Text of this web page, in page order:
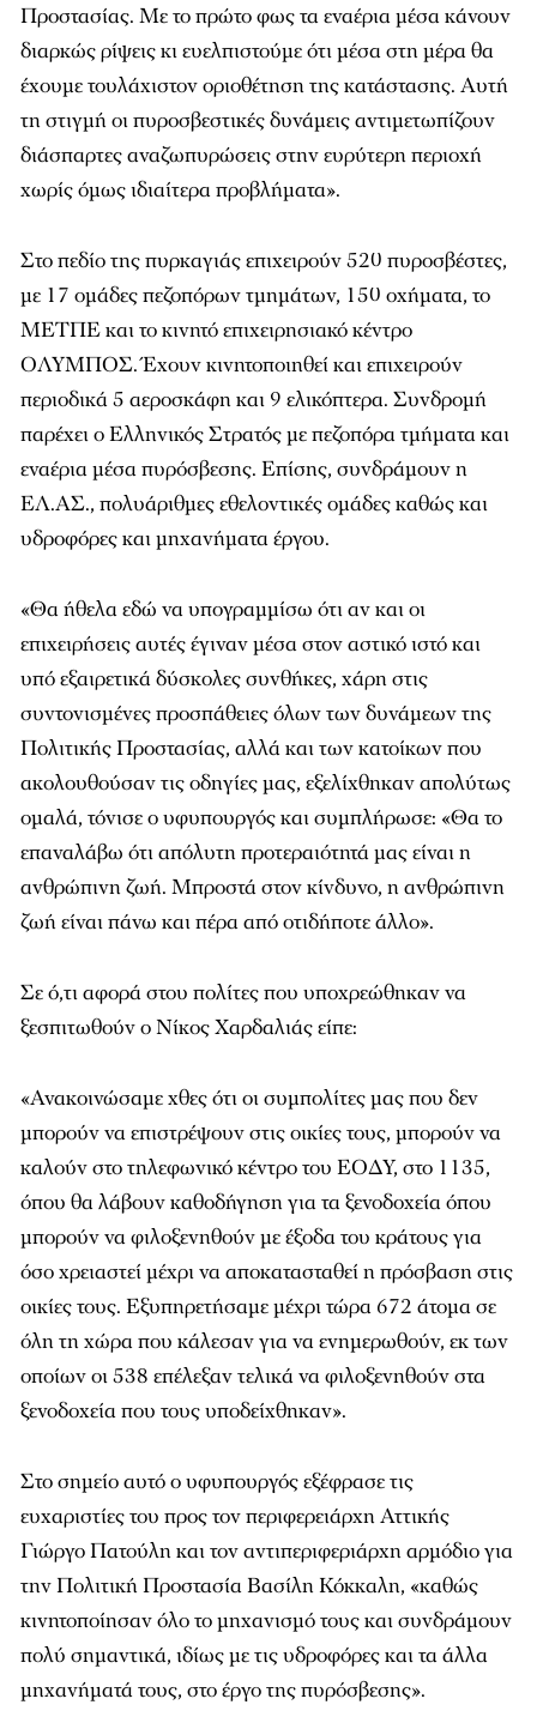
Προστασίας. Με το πρώτο φως τα εναέρια μέσα κάνουν
διαρκώς ρίψεις κι ευελπιστούμε ότι μέσα στη μέρα θα
έχουμε τουλάχιστον οριοθέτηση της κατάστασης. Αυτή
τη στιγμή οι πυροσβεστικές δυνάμεις αντιμετωπίζουν
διάσπαρτες αναζωπυρώσεις στην ευρύτερη περιοχή
χωρίς όμως ιδιαίτερα προβλήματα».
Στο πεδίο της πυρκαγιάς επιχειρούν 520 πυροσβέστες,
με 17 ομάδες πεζοπόρων τμημάτων, 150 οχήματα, το
ΜΕΤΠΕ και το κινητό επιχειρησιακό κέντρο
ΟΛΥΜΠΟΣ. Έχουν κινητοποιηθεί και επιχειρούν
περιοδικά 5 αεροσκάφη και 9 ελικόπτερα. Συνδρομή
παρέχει ο Ελληνικός Στρατός με πεζοπόρα τμήματα και
εναέρια μέσα πυρόσβεσης. Επίσης, συνδράμουν η
ΕΛ.ΑΣ., πολυάριθμες εθελοντικές ομάδες καθώς και
υδροφόρες και μηχανήματα έργου.
«Θα ήθελα εδώ να υπογραμμίσω ότι αν και οι
επιχειρήσεις αυτές έγιναν μέσα στον αστικό ιστό και
υπό εξαιρετικά δύσκολες συνθήκες, χάρη στις
συντονισμένες προσπάθειες όλων των δυνάμεων της
Πολιτικής Προστασίας, αλλά και των κατοίκων που
ακολουθούσαν τις οδηγίες μας, εξελίχθηκαν απολύτως
ομαλά, τόνισε ο υφυπουργός και συμπλήρωσε: «Θα το
επαναλάβω ότι απόλυτη προτεραιότητά μας είναι η
ανθρώπινη ζωή. Μπροστά στον κίνδυνο, η ανθρώπινη
ζωή είναι πάνω και πέρα από οτιδήποτε άλλο».
Σε ό,τι αφορά στου πολίτες που υποχρεώθηκαν να
ξεσπιτωθούν ο Νίκος Χαρδαλιάς είπε:
«Ανακοινώσαμε χθες ότι οι συμπολίτες μας που δεν
μπορούν να επιστρέψουν στις οικίες τους, μπορούν να
καλούν στο τηλεφωνικό κέντρο του ΕΟΔΥ, στο 1135,
όπου θα λάβουν καθοδήγηση για τα ξενοδοχεία όπου
μπορούν να φιλοξενηθούν με έξοδα του κράτους για
όσο χρειαστεί μέχρι να αποκατασταθεί η πρόσβαση στις
οικίες τους. Εξυπηρετήσαμε μέχρι τώρα 672 άτομα σε
όλη τη χώρα που κάλεσαν για να ενημερωθούν, εκ των
οποίων οι 538 επέλεξαν τελικά να φιλοξενηθούν στα
ξενοδοχεία που τους υποδείχθηκαν».
Στο σημείο αυτό ο υφυπουργός εξέφρασε τις
ευχαριστίες του προς τον περιφερειάρχη Αττικής
Γιώργο Πατούλη και τον αντιπεριφεριάρχη αρμόδιο για
την Πολιτική Προστασία Βασίλη Κόκκαλη, «καθώς
κινητοποίησαν όλο το μηχανισμό τους και συνδράμουν
πολύ σημαντικά, ιδίως με τις υδροφόρες και τα άλλα
μηχανήματά τους, στο έργο της πυρόσβεσης».